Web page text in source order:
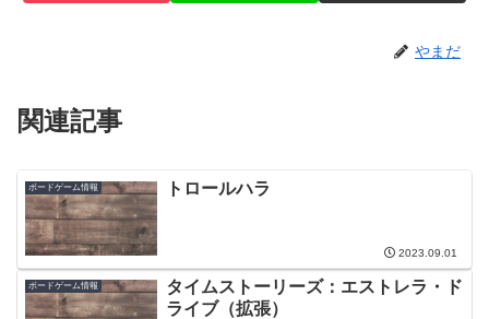
やまだ
関連記事
ボードゲーム情報 トロールハラ
2023.09.01
ボードゲーム情報
タイムストーリーズ：エストレラ・ド
ライブ（拡張）